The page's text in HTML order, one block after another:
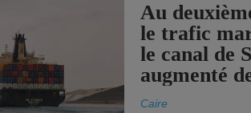
Au
le trafic
le canal de
augmenté
Caire